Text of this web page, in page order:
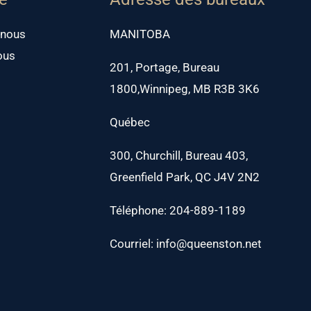
MANITOBA
201, Portage, Bureau
1800,Winnipeg, MB R3B 3K6
Québec
300, Churchill, Bureau 403,
Greenfield Park, QC J4V 2N2
Téléphone: 204-889-1189
Courriel: info@queenston.net